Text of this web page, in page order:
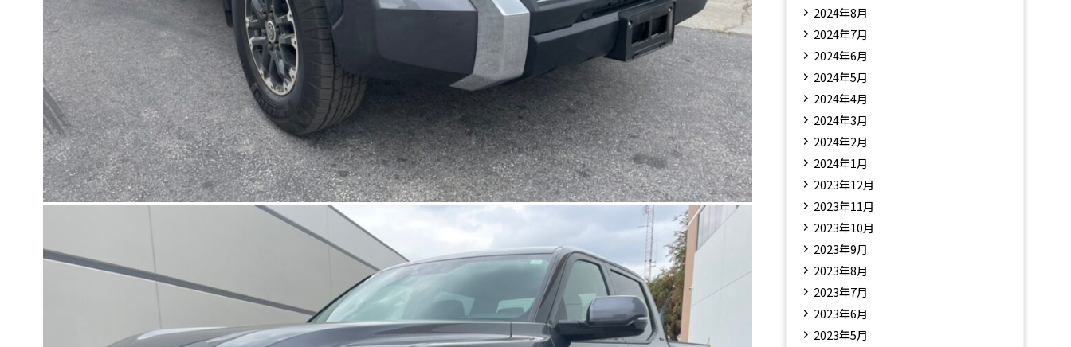
2024年8月
2024年7月
2024年6月
2024年5月
2024年4月
2024年3月
2024年2月
2024年1月
2023年12月
2023年11月
2023年10月
2023年9月
2023年8月
2023年7月
2023年6月
2023年5月